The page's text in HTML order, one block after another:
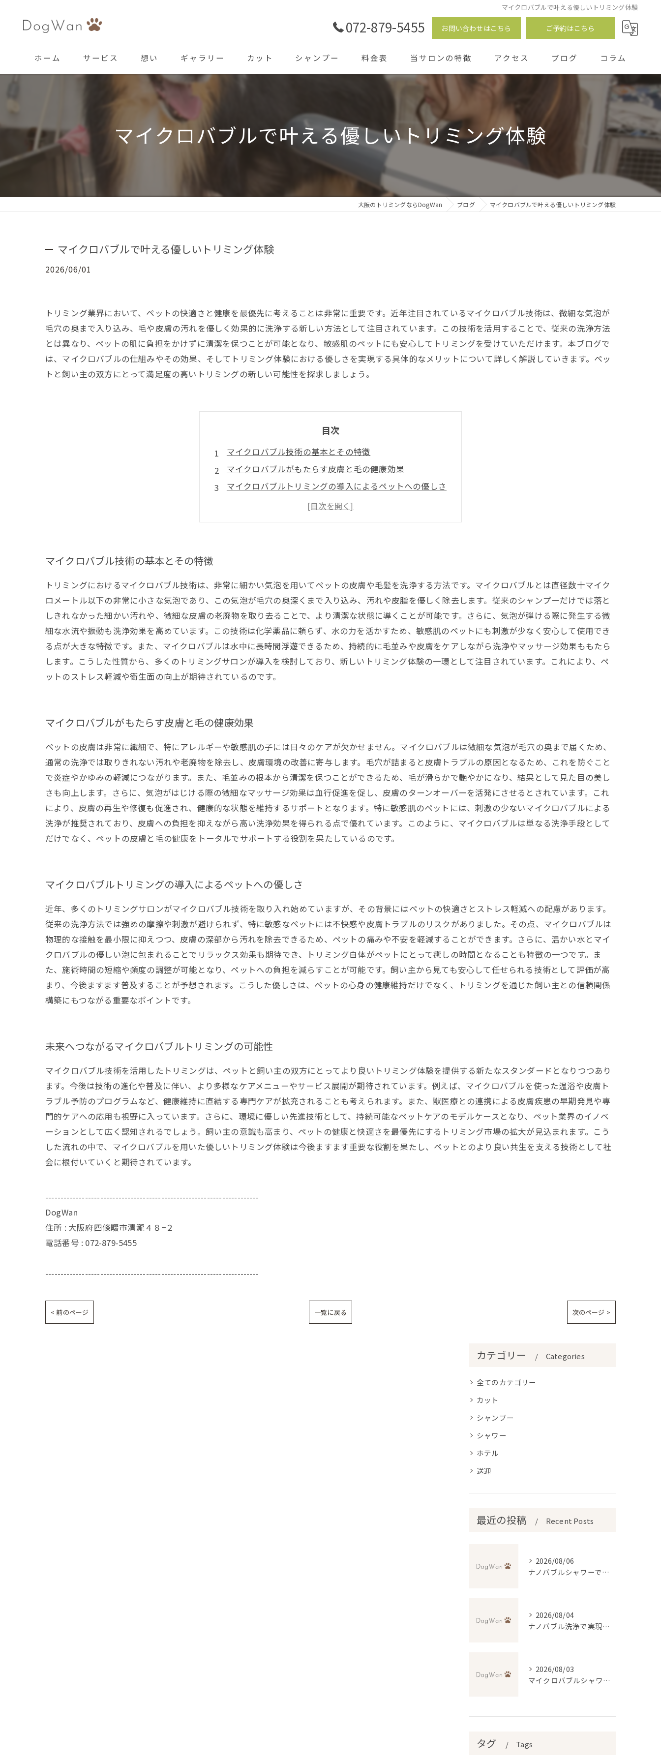
マイクロバブルで叶える優しいトリミング体験
072-879-5455 お問い合わせはこちら ご予約はこちら
ホーム サービス 想い ギャラリー カット シャンプー 料金表 当サロンの特徴
シャワー
ホテル
アクセス ブログ コラム
マイクロバブルで叶える優しいトリミング体験
大阪のトリミングならDogWan ブログ マイクロバブルで叶える優しいトリミング体験
マイクロバブルで叶える優しいトリミング体験
2026/06/01
トリミング業界において、ペットの快適さと健康を最優先に考えることは非常に重要です。近年注目されているマイクロバブル技術は、微細な気泡が
毛穴の奥まで入り込み、毛や皮膚の汚れを優しく効果的に洗浄する新しい方法として注目されています。この技術を活用することで、従来の洗浄方法
とは異なり、ペットの肌に負担をかけずに清潔を保つことが可能となり、敏感肌のペットにも安心してトリミングを受けていただけます。本ブログで
は、マイクロバブルの仕組みやその効果、そしてトリミング体験における優しさを実現する具体的なメリットについて詳しく解説していきます。ペッ
トと飼い主の双方にとって満足度の高いトリミングの新しい可能性を探求しましょう。
目次
マイクロバブル技術の基本とその特徴
マイクロバブルがもたらす皮膚と毛の健康効果
マイクロバブルトリミングの導入によるペットへの優しさ
未来へつながるマイクロバブルトリミングの可能性
マイクロバブル技術の基本とその特徴
トリミングにおけるマイクロバブル技術は、非常に細かい気泡を用いてペットの皮膚や毛髪を洗浄する方法です。マイクロバブルとは直径数十マイク
ロメートル以下の非常に小さな気泡であり、この気泡が毛穴の奥深くまで入り込み、汚れや皮脂を優しく除去します。従来のシャンプーだけでは落と
しきれなかった細かい汚れや、微細な皮膚の老廃物を取り去ることで、より清潔な状態に導くことが可能です。さらに、気泡が弾ける際に発生する微
細な水流や振動も洗浄効果を高めています。この技術は化学薬品に頼らず、水の力を活かすため、敏感肌のペットにも刺激が少なく安心して使用でき
る点が大きな特徴です。また、マイクロバブルは水中に長時間浮遊できるため、持続的に毛並みや皮膚をケアしながら洗浄やマッサージ効果ももたら
します。こうした性質から、多くのトリミングサロンが導入を検討しており、新しいトリミング体験の一環として注目されています。これにより、ペ
ットのストレス軽減や衛生面の向上が期待されているのです。
マイクロバブルがもたらす皮膚と毛の健康効果
ペットの皮膚は非常に繊細で、特にアレルギーや敏感肌の子には日々のケアが欠かせません。マイクロバブルは微細な気泡が毛穴の奥まで届くため、
通常の洗浄では取りきれない汚れや老廃物を除去し、皮膚環境の改善に寄与します。毛穴が詰まると皮膚トラブルの原因となるため、これを防ぐこと
で炎症やかゆみの軽減につながります。また、毛並みの根本から清潔を保つことができるため、毛が滑らかで艶やかになり、結果として見た目の美し
さも向上します。さらに、気泡がはじける際の微細なマッサージ効果は血行促進を促し、皮膚のターンオーバーを活発にさせるとされています。これ
により、皮膚の再生や修復も促進され、健康的な状態を維持するサポートとなります。特に敏感肌のペットには、刺激の少ないマイクロバブルによる
洗浄が推奨されており、皮膚への負担を抑えながら高い洗浄効果を得られる点で優れています。このように、マイクロバブルは単なる洗浄手段として
だけでなく、ペットの皮膚と毛の健康をトータルでサポートする役割を果たしているのです。
マイクロバブルトリミングの導入によるペットへの優しさ
近年、多くのトリミングサロンがマイクロバブル技術を取り入れ始めていますが、その背景にはペットの快適さとストレス軽減への配慮があります。
従来の洗浄方法では強めの摩擦や刺激が避けられず、特に敏感なペットには不快感や皮膚トラブルのリスクがありました。その点、マイクロバブルは
物理的な接触を最小限に抑えつつ、皮膚の深部から汚れを除去できるため、ペットの痛みや不安を軽減することができます。さらに、温かい水とマイ
クロバブルの優しい泡に包まれることでリラックス効果も期待でき、トリミング自体がペットにとって癒しの時間となることも特徴の一つです。ま
た、施術時間の短縮や頻度の調整が可能となり、ペットへの負担を減らすことが可能です。飼い主から見ても安心して任せられる技術として評価が高
まり、今後ますます普及することが予想されます。こうした優しさは、ペットの心身の健康維持だけでなく、トリミングを通じた飼い主との信頼関係
構築にもつながる重要なポイントです。
未来へつながるマイクロバブルトリミングの可能性
マイクロバブル技術を活用したトリミングは、ペットと飼い主の双方にとってより良いトリミング体験を提供する新たなスタンダードとなりつつあり
ます。今後は技術の進化や普及に伴い、より多様なケアメニューやサービス展開が期待されています。例えば、マイクロバブルを使った温浴や皮膚ト
ラブル予防のプログラムなど、健康維持に直結する専門ケアが拡充されることも考えられます。また、獣医療との連携による皮膚疾患の早期発見や専
門的ケアへの応用も視野に入っています。さらに、環境に優しい先進技術として、持続可能なペットケアのモデルケースとなり、ペット業界のイノベ
ーションとして広く認知されるでしょう。飼い主の意識も高まり、ペットの健康と快適さを最優先にするトリミング市場の拡大が見込まれます。こう
した流れの中で、マイクロバブルを用いた優しいトリミング体験は今後ますます重要な役割を果たし、ペットとのより良い共生を支える技術として社
会に根付いていくと期待されています。
----------------------------------------------------------------------
DogWan
住所 : 大阪府四條畷市清瀧４８−２
電話番号 : 072-879-5455
----------------------------------------------------------------------
< 前のページ 一覧に戻る 次のページ >
カテゴリー Categories
全てのカテゴリー
カット
シャンプー
シャワー
ホテル
送迎
最近の投稿 Recent Posts
2026/08/06
ナノバブルシャワーで叶えるペットの美肌ケア
2026/08/04
ナノバブル洗浄で実現するトリミングの新常識と無料送迎の便利さ
2026/08/03
マイクロバブルシャワーで変わるトリミング体験とは
タグ Tags